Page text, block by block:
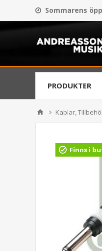
Sommarens
PRODUKTER
Kablar,
Finns i